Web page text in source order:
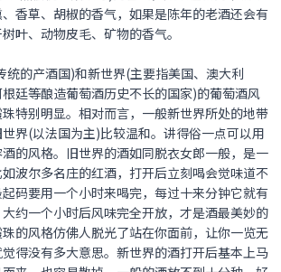
香草、胡椒的香气，如果是陈年的老酒还会有
叶、动物皮毛、矿物的香气。
统的产酒国)和新世界(主要指美国、澳大利
廷等酿造葡萄酒历史不长的国家)的葡萄酒风
特别明显。相对而言，一般新世界所处的地带
界(以法国为主)比较温和。讲得俗一点可以用
的风格。旧世界的酒如同脱衣女郎一般，是一
波尔多名庄的红酒，打开后立刻喝会觉味道不
码要用一个小时来喝完，每过十来分钟它就有
约一个小时后风味完全开放，才是酒最美妙的
的风格仿佛人脱光了站在你面前，让你一览无
得没有多大意思。新世界的酒打开后基本上马